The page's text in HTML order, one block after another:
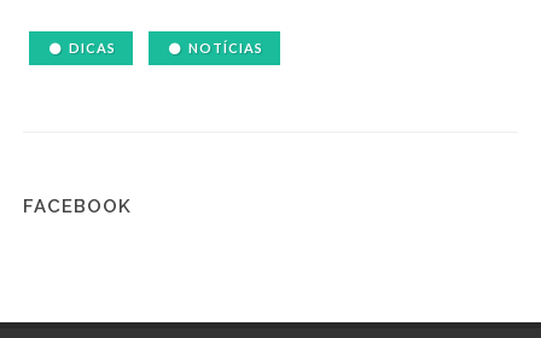
DICAS NOTÍCIAS
FACEBOOK